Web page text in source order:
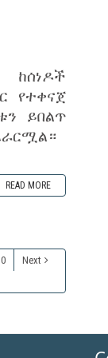
የተቀናጀ
ይበልጥ
READ MORE
Next